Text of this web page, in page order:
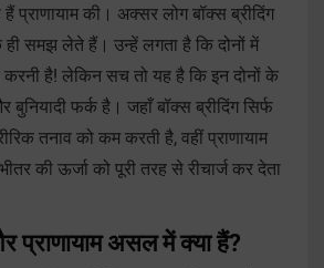
प्राणायाम की। अक्सर लोग बॉक्स ब्रीदिंग
ही समझ लेते हैं। उन्हें लगता है कि दोनों में
करनी है! लेकिन सच तो यह है कि इन दोनों के
फर्क है। जहाँ बॉक्स ब्रीदिंग सिर्फ
तनाव को कम करती है, वहीं प्राणायाम
की ऊर्जा को पूरी तरह से रीचार्ज कर देता
प्राणायाम असल में क्या हैं?